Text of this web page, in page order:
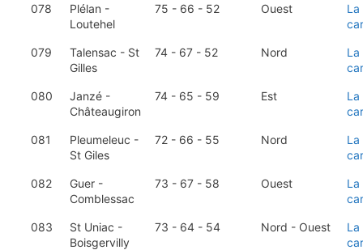
078
Plélan -
Loutehel
75 - 66 - 52 Ouest
La
079
Talensac - St
Gilles
74 - 67 - 52 Nord
La
080
Janzé -
Châteaugiron
74 - 65 - 59 Est
La
081
Pleumeleuc -
St Giles
72 - 66 - 55 Nord
La
082
Guer -
Comblessac
73 - 67 - 58 Ouest
La
083
St Uniac -
Boisgervilly
73 - 64 - 54 Nord - Ouest
La